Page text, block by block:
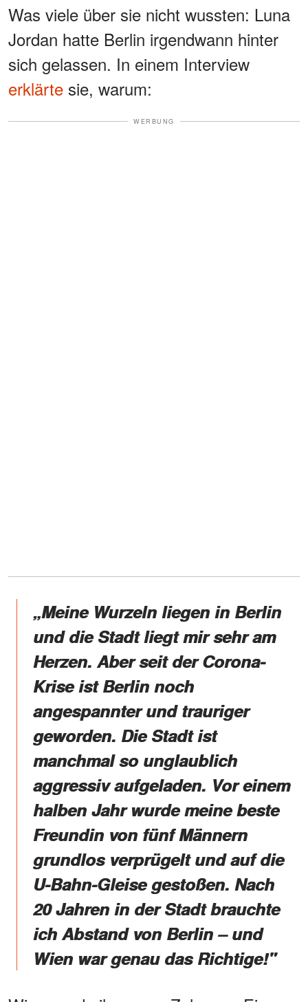
Was viele über sie nicht wussten: Luna
Jordan hatte Berlin irgendwann hinter
sich gelassen. In einem Interview
erklärte sie, warum:
WERBUNG
„Meine Wurzeln liegen in Berlin
und die Stadt liegt mir sehr am
Herzen. Aber seit der Corona-
Krise ist Berlin noch
angespannter und trauriger
geworden. Die Stadt ist
manchmal so unglaublich
aggressiv aufgeladen. Vor einem
halben Jahr wurde meine beste
Freundin von fünf Männern
grundlos verprügelt und auf die
U-Bahn-Gleise gestoßen. Nach
20 Jahren in der Stadt brauchte
ich Abstand von Berlin – und
Wien war genau das Richtige!"